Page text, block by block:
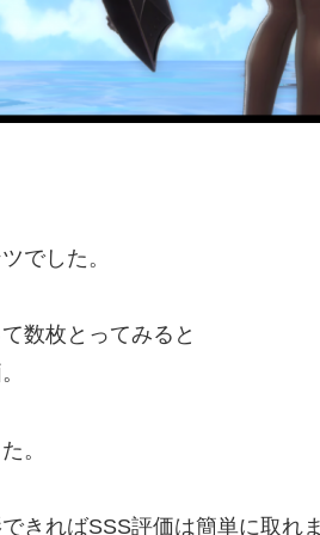
でした。
数枚とってみると
。
きればSSS評価は簡単に取れ